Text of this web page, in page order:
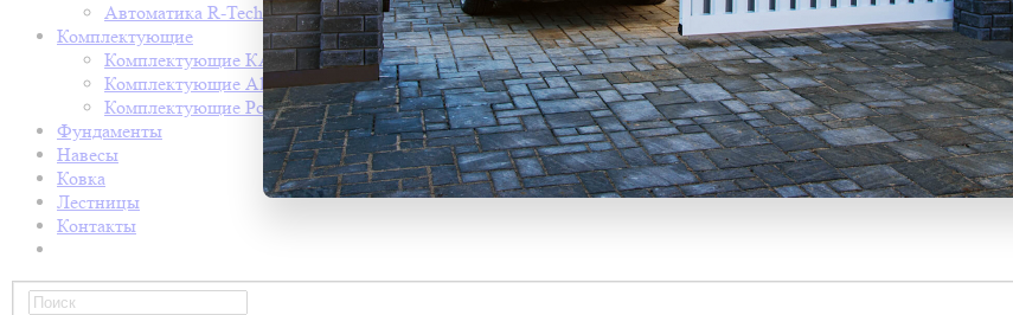
Автоматика R-Tech
Комплектующие
Комплектующие КАВ
Комплектующие Alutech
Комплектующие Ролтэк
Фундаменты
Навесы
Ковка
Лестницы
Контакты